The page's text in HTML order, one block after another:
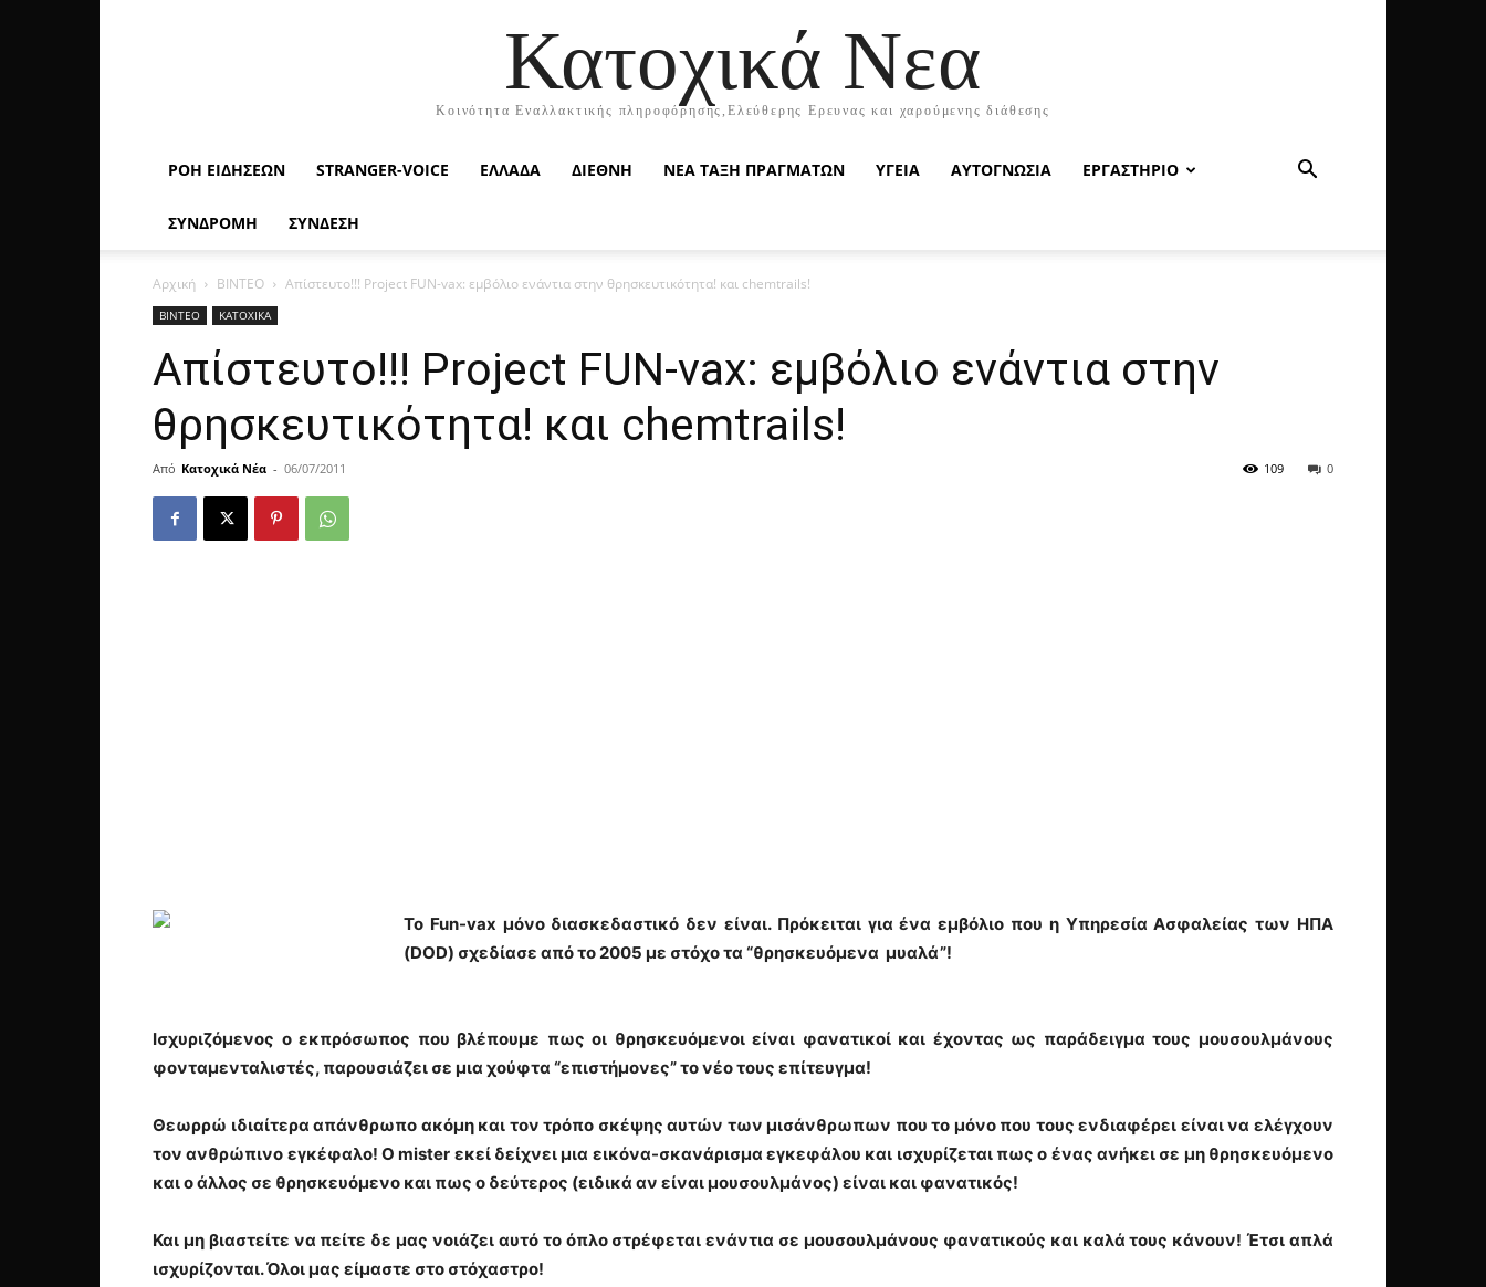
Κατοχικά Νεα
Κοινότητα Εναλλακτικής πληροφόρησης,Ελεύθερης Ερευνας και χαρούμενης διάθεσης
ΡΟΉ ΕΙΔΉΣΕΩΝ STRANGER-VOICE ΕΛΛΑΔΑ ΔΙΕΘΝΗ ΝΕΑ ΤΑΞΗ ΠΡΑΓΜΑΤΩΝ ΥΓΕΙΑ ΑΥΤΟΓΝΩΣΙΑ ΕΡΓΑΣΤΗΡΙΟ
ΣΥΝΔΡΟΜΗ ΣΥΝΔΕΣΗ
Αρχική ΒΙΝΤΕΟ Απίστευτο!!! Project FUN-vax: εμβόλιο ενάντια στην θρησκευτικότητα! και chemtrails!
ΒΙΝΤΕΟ ΚΑΤΟΧΙΚΑ
Απίστευτο!!! Project FUN-vax: εμβόλιο ενάντια στην
θρησκευτικότητα! και chemtrails!
Από Κατοχικά Νέα - 06/07/2011 0
109
Το Fun-vax μόνο διασκεδαστικό δεν είναι. Πρόκειται για ένα εμβόλιο που η Υπηρεσία Ασφαλείας των ΗΠΑ
(DOD) σχεδίασε από το 2005 με στόχο τα “θρησκευόμενα μυαλά”!
Ισχυριζόμενος ο εκπρόσωπος που βλέπουμε πως οι θρησκευόμενοι είναι φανατικοί και έχοντας ως παράδειγμα τους μουσουλμάνους
φονταμενταλιστές, παρουσιάζει σε μια χούφτα “επιστήμονες” το νέο τους επίτευγμα!
Θεωρρώ ιδιαίτερα απάνθρωπο ακόμη και τον τρόπο σκέψης αυτών των μισάνθρωπων που το μόνο που τους ενδιαφέρει είναι να ελέγχουν
τον ανθρώπινο εγκέφαλο! Ο mister εκεί δείχνει μια εικόνα-σκανάρισμα εγκεφάλου και ισχυρίζεται πως ο ένας ανήκει σε μη θρησκευόμενο
και ο άλλος σε θρησκευόμενο και πως ο δεύτερος (ειδικά αν είναι μουσουλμάνος) είναι και φανατικός!
Και μη βιαστείτε να πείτε δε μας νοιάζει αυτό το όπλο στρέφεται ενάντια σε μουσουλμάνους φανατικούς και καλά τους κάνουν! Έτσι απλά
ισχυρίζονται.Όλοι μας είμαστε στο στόχαστρο!